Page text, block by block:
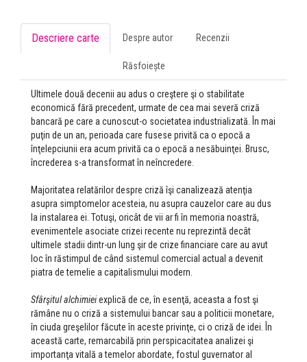
Descriere carte Despre autor Recenzii
Răsfoiește
Ultimele două decenii au adus o creştere şi o stabilitate
economică fără precedent, urmate de cea mai severă criză
bancară pe care a cunoscut-o societatea industrializată. În mai
puţin de un an, perioada care fusese privită ca o epocă a
înţelepciunii era acum privită ca o epocă a nesăbuinţei. Brusc,
încrederea s-a transformat în neîncredere.
Majoritatea relatărilor despre criză îşi canalizează atenţia
asupra simptomelor acesteia, nu asupra cauzelor care au dus
la instalarea ei. Totuşi, oricât de vii ar fi în memoria noastră,
evenimentele asociate crizei recente nu reprezintă decât
ultimele stadii dintr-un lung şir de crize financiare care au avut
loc în răstimpul de când sistemul comercial actual a devenit
piatra de temelie a capitalismului modern.
Sfârşitul alchimieiexplică de ce, în esenţă, aceasta a fost şi
rămâne nu o criză a sistemului bancar sau a politicii monetare,
în ciuda greşelilor făcute în aceste privinţe, ci o criză de idei. În
această carte, remarcabilă prin perspicacitatea analizei şi
importanţa vitală a temelor abordate, fostul guvernator al